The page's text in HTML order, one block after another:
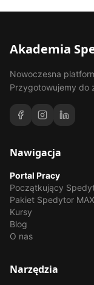
Akademia
Nowoczesna
Przygotowujemy do
Nawigacja
Portal Pracy
Początkujący
Pakiet Spedytor MAX
Kursy
Blog
O nas
Narzędzia